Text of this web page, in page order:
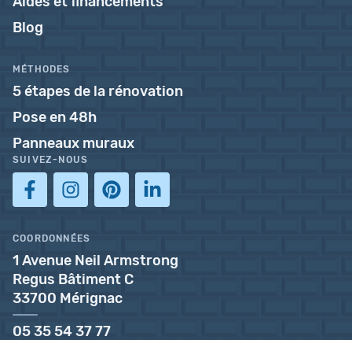
Blog
MÉTHODES
5 étapes de la rénovation
Pose en 48h
Panneaux muraux
SUIVEZ-NOUS
COORDONNÉES
1 Avenue Neil Armstrong
Regus Bâtiment C
33700 Mérignac
05 35 54 37 77